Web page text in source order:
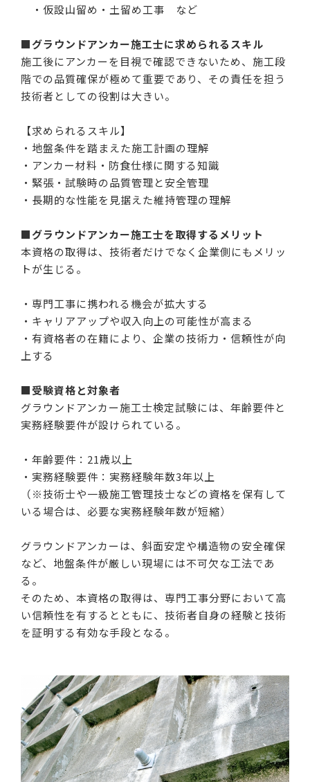
・仮設山留め・土留め工事 など
■グラウンドアンカー施工士に求められるスキル
施工後にアンカーを目視で確認できないため、施工段
階での品質確保が極めて重要であり、その責任を担う
技術者としての役割は大きい。
【求められるスキル】
・地盤条件を踏まえた施工計画の理解
・アンカー材料・防食仕様に関する知識
・緊張・試験時の品質管理と安全管理
・長期的な性能を見据えた維持管理の理解
■グラウンドアンカー施工士を取得するメリット
本資格の取得は、技術者だけでなく企業側にもメリッ
トが生じる。
・専門工事に携われる機会が拡大する
・キャリアアップや収入向上の可能性が高まる
・有資格者の在籍により、企業の技術力・信頼性が向
上する
■受験資格と対象者
グラウンドアンカー施工士検定試験には、年齢要件と
実務経験要件が設けられている。
・年齢要件：21歳以上
・実務経験要件：実務経験年数3年以上
（※技術士や一級施工管理技士などの資格を保有して
いる場合は、必要な実務経験年数が短縮）
グラウンドアンカーは、斜面安定や構造物の安全確保
など、地盤条件が厳しい現場には不可欠な工法であ
る。
そのため、本資格の取得は、専門工事分野において高
い信頼性を有するとともに、技術者自身の経験と技術
を証明する有効な手段となる。